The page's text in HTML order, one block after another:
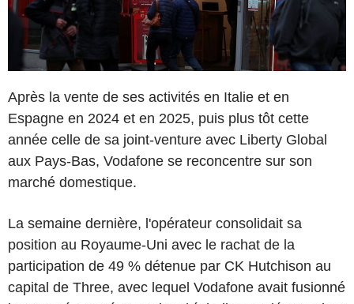
Après la vente de ses activités en Italie et en
Espagne en 2024 et en 2025, puis plus tôt cette
année celle de sa joint-venture avec Liberty Global
aux Pays-Bas, Vodafone se reconcentre sur son
marché domestique.
La semaine dernière, l'opérateur consolidait sa
position au Royaume-Uni avec le rachat de la
participation de 49 % détenue par CK Hutchison au
capital de Three, avec lequel Vodafone avait fusionné